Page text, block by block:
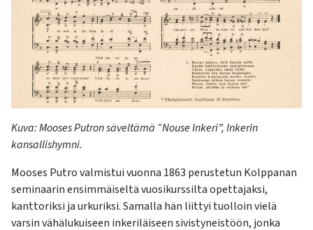
Kuva: Mooses Putron säveltämä “Nouse Inkeri”, Inkerin
kansallishymni.
Mooses Putro valmistui vuonna 1863 perustetun Kolppanan
seminaarin ensimmäiseltä vuosikurssilta opettajaksi,
kanttoriksi ja urkuriksi. Samalla hän liittyi tuolloin vielä
varsin vähälukuiseen inkeriläiseen sivistyneistöön, jonka